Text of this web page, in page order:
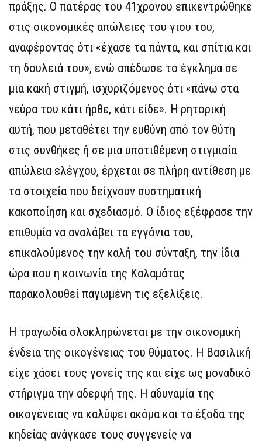
πράξης. Ο πατέρας του 41χρονου επικεντρώθηκε
στις οικονομικές απώλειες του γιου του,
αναφέροντας ότι «έχασε τα πάντα, και σπίτια και
τη δουλειά του», ενώ απέδωσε το έγκλημα σε
μια κακή στιγμή, ισχυριζόμενος ότι «πάνω στα
νεύρα του κάτι ήρθε, κάτι είδε». Η ρητορική
αυτή, που μεταθέτει την ευθύνη από τον θύτη
στις συνθήκες ή σε μια υποτιθέμενη στιγμιαία
απώλεια ελέγχου, έρχεται σε πλήρη αντίθεση με
τα στοιχεία που δείχνουν συστηματική
κακοποίηση και σχεδιασμό. Ο ίδιος εξέφρασε την
επιθυμία να αναλάβει τα εγγόνια του,
επικαλούμενος την καλή του σύνταξη, την ίδια
ώρα που η κοινωνία της Καλαμάτας
παρακολουθεί παγωμένη τις εξελίξεις.
Η τραγωδία ολοκληρώνεται με την οικονομική
ένδεια της οικογένειας του θύματος. Η Βασιλική
είχε χάσει τους γονείς της και είχε ως μοναδικό
στήριγμα την αδερφή της. Η αδυναμία της
οικογένειας να καλύψει ακόμα και τα έξοδα της
κηδείας ανάγκασε τους συγγενείς να